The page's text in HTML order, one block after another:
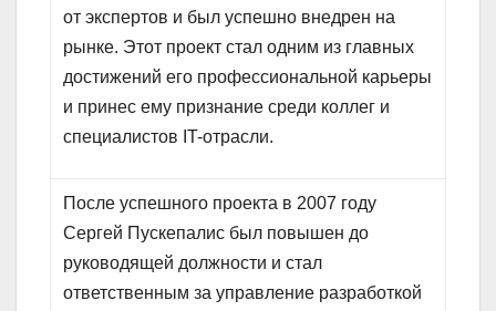
от экспертов и был успешно внедрен на
рынке. Этот проект стал одним из главных
достижений его профессиональной карьеры
и принес ему признание среди коллег и
специалистов IT-отрасли.
После успешного проекта в 2007 году
Сергей Пускепалис был повышен до
руководящей должности и стал
ответственным за управление разработкой